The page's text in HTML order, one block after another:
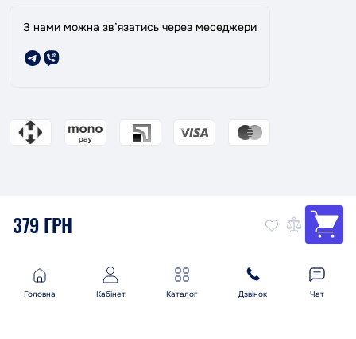
Головна Каталог
Кабінет Дзвінок Чат
Швидке замовлення До кошика
379 ГРН
З нами можна зв’язатись через меседжери
Магазин ТАНДЕМ: Ваш надійний партнер в фарбуванні авто!
Політика конфіденційності
Правила користування